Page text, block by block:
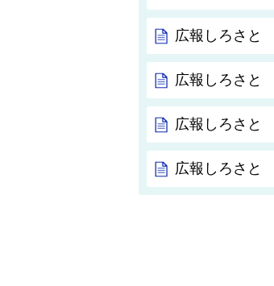
広報しろさと
広報しろさと
広報しろさと
広報しろさと